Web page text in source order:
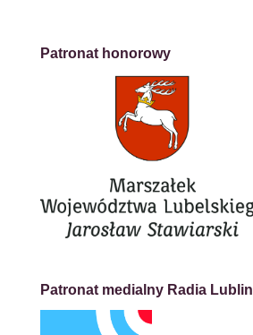
Patronat honorowy
Patronat medialny Radia Lublin